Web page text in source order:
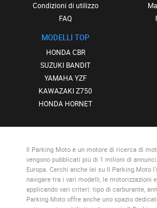
Condizioni di utilizzo
FAQ
MODELLI TOP
HONDA CBR
SUZUKI BANDIT
YAMAHA YZF
KAWAZAKI Z750
HONDA HORNET
Il Parking Motoè un motore di ricerca di
vengono pubblicati più di 1 milioni di
Europa. Cerchi anche lei su Il Parking Moto
navigare tra i vari modelli, le motorizzazioni
applicando vari criteri: tipo di carburante,
Parking Motooffre anche uno spazio